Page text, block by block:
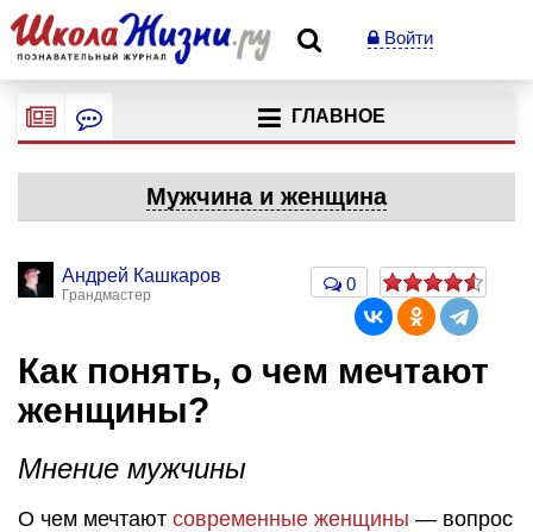
Войти
ГЛАВНОЕ
Мужчина и женщина
Андрей Кашкаров
Грандмастер
0
Как понять, о чем мечтают
женщины?
Мнение мужчины
О чем мечтают современные женщины — вопрос